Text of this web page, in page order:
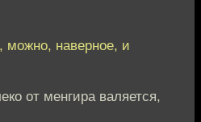
можно, наверное, и
от менгира валяется,